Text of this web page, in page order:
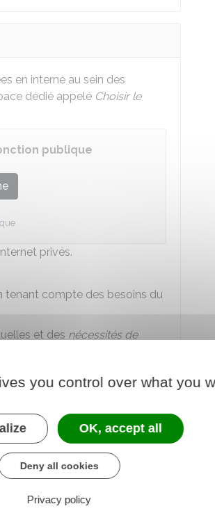
en interne au sein des
dédié appelé Choisir le
publique
privés.
tenant compte des besoins du
et des nécessités de
d'intérêt général.
service, les affectations
fonctionnaires et de leur
l'État se trouvant dans l'une
de son époux
de son partenaire de
commune sur le
you control over what you
OK, accept all
Deny all cookies
Privacy policy